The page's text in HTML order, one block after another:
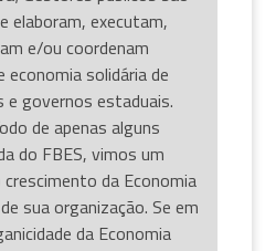
elaboram, executam,
e/ou coordenam
economia solidária de
e governos estaduais.
de apenas alguns
do FBES, vimos um
da Economia
sua organização. Se em
da Economia